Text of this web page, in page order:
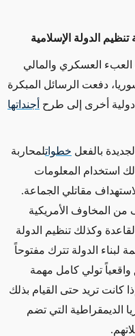
الدولة الإسلامية
العبء العسكري والمالي
دفعت الرسائل المبكرة
دولية أخرى إلى طرح أجنداتها
بالفعل خطواتلمحاربة
استخدام المعلومات
لاستهداف مقاتلي الجماعة.
من المخاوف الأمريكية
وكذلك تنظيم الدولة
لبناء الدولة تترك مفتوحاً
تولي كامل مهمة
كانت تريد حتى القيام بذلك
الديمقراطية التي تضم
.